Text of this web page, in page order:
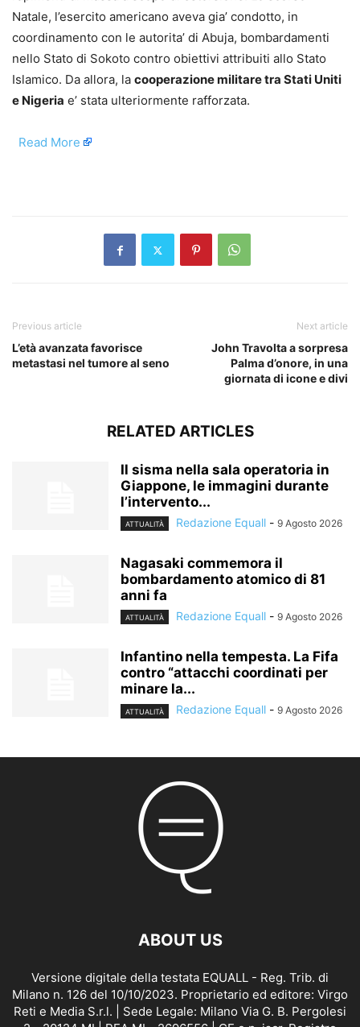
Natale, l’esercito americano aveva gia’ condotto, in
coordinamento con le autorita’ di Abuja, bombardamenti
nello Stato di Sokoto contro obiettivi attribuiti allo Stato
Islamico. Da allora, la cooperazione militare tra Stati Uniti
e Nigeria e’ stata ulteriormente rafforzata.
Read More
Previous article
L’età avanzata favorisce
metastasi nel tumore al seno
Next article
John Travolta a sorpresa
Palma d’onore, in una
giornata di icone e divi
RELATED ARTICLES
Il sisma nella sala operatoria in
Giappone, le immagini durante
l’intervento...
ATTUALITÀ Redazione Equall - 9 Agosto 2026
Nagasaki commemora il
bombardamento atomico di 81
anni fa
ATTUALITÀ Redazione Equall - 9 Agosto 2026
Infantino nella tempesta. La Fifa
contro “attacchi coordinati per
minare la...
ATTUALITÀ Redazione Equall - 9 Agosto 2026
ABOUT US
Versione digitale della testata EQUALL - Reg. Trib. di
Milano n. 126 del 10/10/2023. Proprietario ed editore: Virgo
Reti e Media S.r.l. | Sede Legale: Milano Via G. B. Pergolesi